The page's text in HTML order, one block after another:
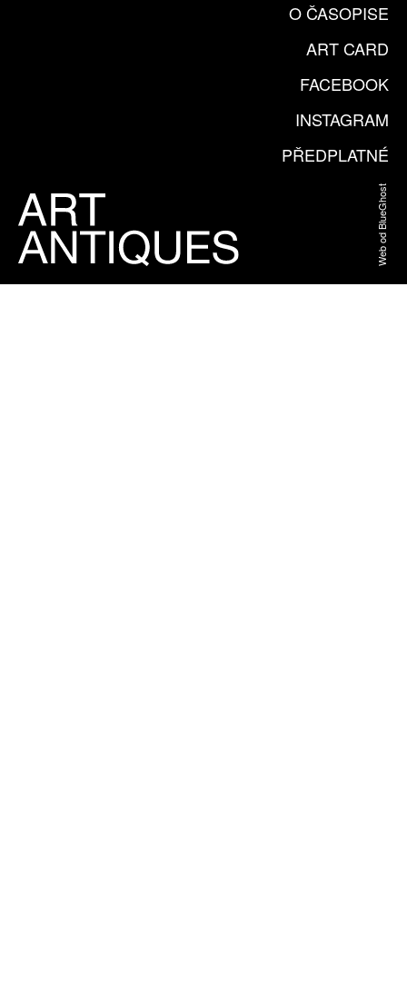
O ČASOPISE
ART CARD
FACEBOOK
INSTAGRAM
PŘEDPLATNÉ
Web od BlueGhost